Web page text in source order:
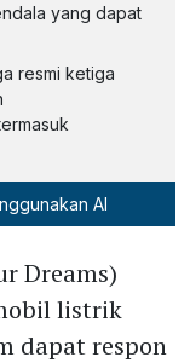
yang dapat
resmi ketiga
AI
Dreams)
listrik
dapat respon